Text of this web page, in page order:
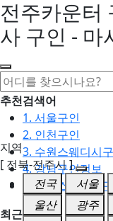
전주카운터
사 구인 - 마
추천검색어
1. 서울구인
2. 인천구인
3. 수원스웨디시
4. 강남구인정보
5. 동탄스웨디시
최근검색어
지역
[ 전북-전주시 ]
전국
서울
울산
광주